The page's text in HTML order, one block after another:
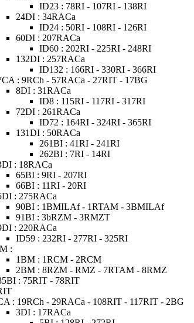
ID23 : 78RI - 107RI - 138RI
24DI : 34RACa
ID24 : 50RI - 108RI - 126RI
60DI : 207RACa
ID60 : 202RI - 225RI - 248RI
132DI : 257RACa
ID132 : 166RI - 330RI - 366RI
: 9RCh - 57RACa - 27RIT - 17BG
8DI : 31RACa
ID8 : 115RI - 117RI - 317RI
72DI : 261RACa
ID72 : 164RI - 324RI - 365RI
131DI : 50RACa
261BI : 41RI - 241RI
262BI : 7RI - 14RI
: 18RACa
65BI : 9RI - 207RI
66BI : 11RI - 20RI
: 275RACa
90BI : 1BMILAf - 1RTAM - 3BMILAf
91BI : 3bRZM - 3RMZT
: 220RACa
ID59 : 232RI - 277RI - 325RI
:
1BM : 1RCM - 2RCM
2BM : 8RZM - RMZ - 7RTAM - 8RMZ
: 75RIT - 78RIT
: 19RCh - 29RACa - 108RIT - 117RIT - 2BG
3DI : 17RACa